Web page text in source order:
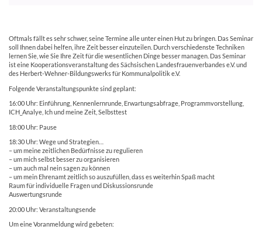
Oftmals fällt es sehr schwer, seine Termine alle unter einen Hut zu bringen. Das Seminar
soll Ihnen dabei helfen, ihre Zeit besser einzuteilen. Durch verschiedenste Techniken
lernen Sie, wie Sie Ihre Zeit für die wesentlichen Dinge besser managen. Das Seminar
ist eine Kooperationsveranstaltung des Sächsischen Landesfrauenverbandes e.V. und
des Herbert-Wehner-Bildungswerks für Kommunalpolitik e.V.
Folgende Veranstaltungspunkte sind geplant:
16:00 Uhr: Einführung, Kennenlernrunde, Erwartungsabfrage, Programmvorstellung,
ICH_Analye, Ich und meine Zeit, Selbsttest
18:00 Uhr: Pause
18:30 Uhr: Wege und Strategien…
– um meine zeitlichen Bedürfnisse zu regulieren
– um mich selbst besser zu organisieren
– um auch mal nein sagen zu können
– um mein Ehrenamt zeitlich so auszufüllen, dass es weiterhin Spaß macht
Raum für individuelle Fragen und Diskussionsrunde
Auswertungsrunde
20:00 Uhr: Veranstaltungsende
Um eine Voranmeldung wird gebeten: